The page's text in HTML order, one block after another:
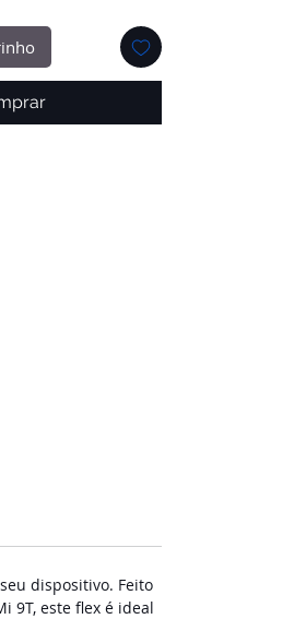
dispositivo. Feito
9T, este flex é ideal